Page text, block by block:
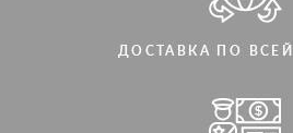
ДОСТАВКА ПО